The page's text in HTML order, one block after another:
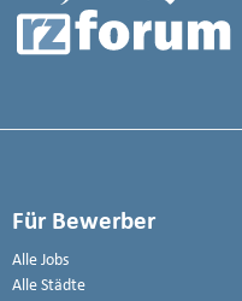
Für Bewerber
Alle Jobs
Alle Städte